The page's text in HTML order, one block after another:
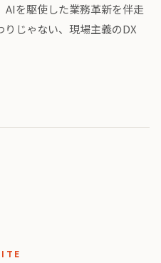
を駆使した業務革新を伴走
じゃない、現場主義のDX